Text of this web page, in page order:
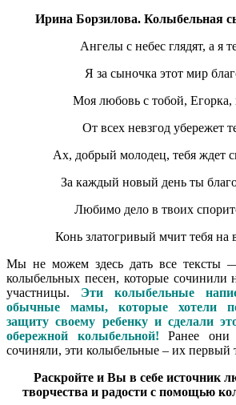
Ирина Борзилова. Колыбельная
Ангелы с небес глядят, а я
Я за сыночка этот мир
Моя любовь с тобой, Егорка,
От всех невзгод убережет
Ах, добрый молодец, тебя ждет
За каждый новый день ты
Любимо дело в твоих
Конь златогривый мчит тебя на
Мы не можем здесь дать все тексты
колыбельных песен, которые сочинили
участницы.
Эти колыбельные
обычные мамы, которые хотели
защиту своему ребенку и сделали
обережной колыбельной!Ранее они
сочиняли, эти колыбельные – их первый
Раскройте и Вы в себе источник
творчества и радости с помощью